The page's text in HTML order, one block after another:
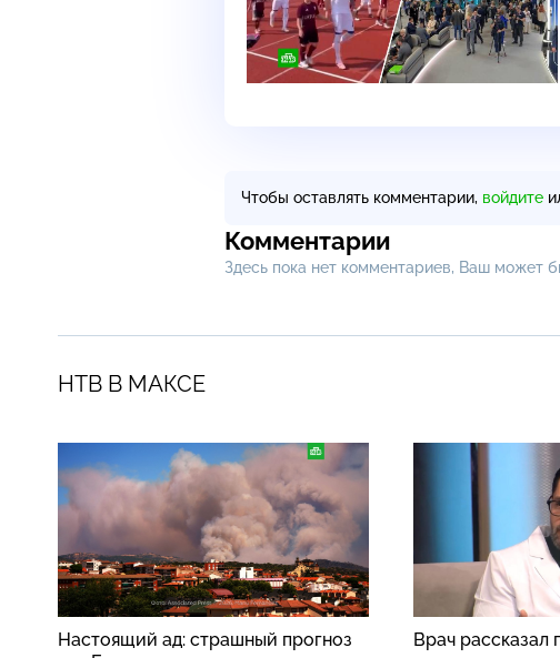
Чтобы оставлять комментарии, войдите
Комментарии
Здесь пока нет комментариев, Ваш может
НТВ В МАКСЕ
Настоящий ад: страшный прогноз
Врач рассказал